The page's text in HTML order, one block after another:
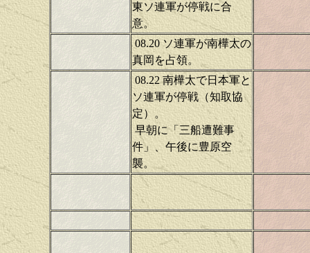
東ソ連軍が停戦に合
意。
08.20 ソ連軍が南樺太の
真岡を占領。
08.22 南樺太で日本軍と
ソ連軍が停戦（知取協
定）。
早朝に「三船遭難事
件」、午後に豊原空
襲。